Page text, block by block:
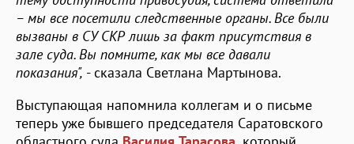
– мы все посетили следственные органы. Все были
вызваны в СУ СКР лишь за факт присутствия в
зале суда. Вы помните, как мы все давали
показания", - сказала Светлана Мартынова.
Выступающая напомнила коллегам и о письме
теперь уже бывшего председателя Саратовского